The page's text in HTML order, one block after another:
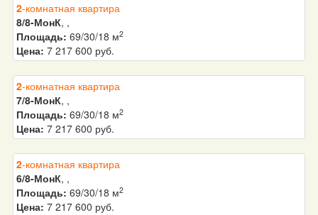
2-комнатная квартира
8/8-МонК, ,
Площадь: 69/30/18 м2
Цена: 7 217 600 руб.
2-комнатная квартира
7/8-МонК, ,
Площадь: 69/30/18 м2
Цена: 7 217 600 руб.
2-комнатная квартира
6/8-МонК, ,
Площадь: 69/30/18 м2
Цена: 7 217 600 руб.